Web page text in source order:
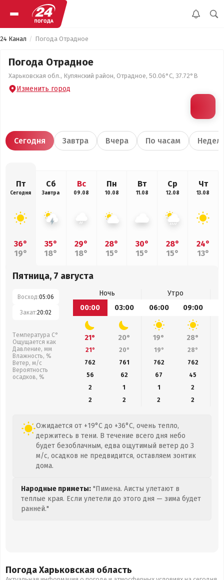
24 Канал Погода Отрадное
Погода Отрадное
Харьковская обл., Купянский район, Отрадное, 50.06°С, 37.72°В
Изменить город
Сегодня Завтра Вчера По часам
Пт
Сегодня
36°
19°
Сб
Завтра
35°
18°
Вс
09.08
29°
18°
Пн
10.08
28°
15°
Вт
11.08
30°
15°
Ср
12.08
28°
15°
Чт
13.08
24°
13°
Пятница, 7 августа
Восход:05:06
Закат:20:02
Температура С°
Ощущается как
Давление, мм
Влажность, %
Ветер, м/с
Вероятность
осадков, %
Ночь
Утро
00:00
03:00 06:00 09:00
21° 20° 19° 28°
21° 20° 19° 28°
762
761 762 762
56
62 67 45
2
1 1
2
2
2 2 2
Ожидается от +19°C до +36°C, очень тепло,
держитесь в тени. В течение всего дня небо
будет безоблачным, едва ощутимый ветер до 3
м/с, осадков не предвидится, оставляем зонтик
дома.
Народные приметы: "Пимена. Аисты улетают в
теплые края. Если улетели до этого дня — зима будет
ранней."
Погода Харьковская область